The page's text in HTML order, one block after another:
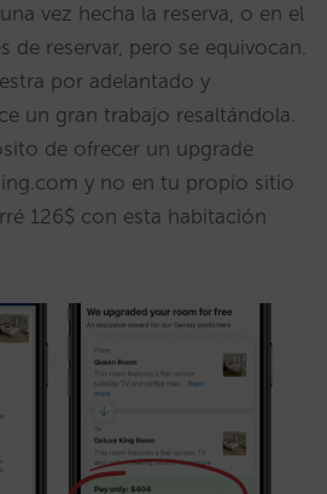
vez hecha la reserva, o en el
de reservar, pero se equivocan.
por adelantado y
un gran trabajo resaltándola.
de ofrecer un upgrade
y no en tu propio sitio
126$ con esta habitación